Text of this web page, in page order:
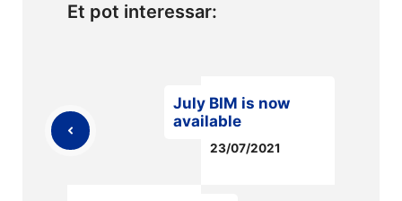
Et pot interessar:
July BIM is now
available
23/07/2021